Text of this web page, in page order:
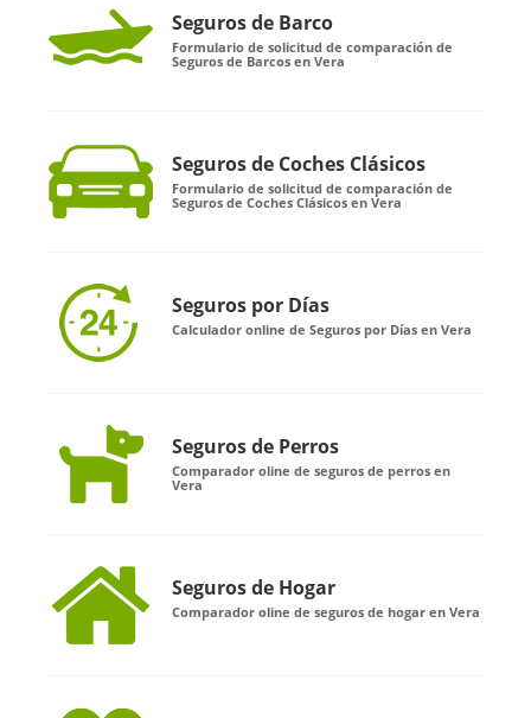
Seguros de Barco
Formulario de solicitud de comparación de
Seguros de Barcos en Vera
Seguros de Coches Clásicos
Formulario de solicitud de comparación de
Seguros de Coches Clásicos en Vera
Seguros por Días
Calculador online de Seguros por Días en Vera
Seguros de Perros
Comparador oline de seguros de perros en
Vera
Seguros de Hogar
Comparador oline de seguros de hogar en Vera